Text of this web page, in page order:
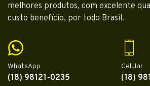
melhores produtos, com excelente
custo benefício, por todo Brasil.
WhatsApp
(18) 98121-0235
Celular
(18)